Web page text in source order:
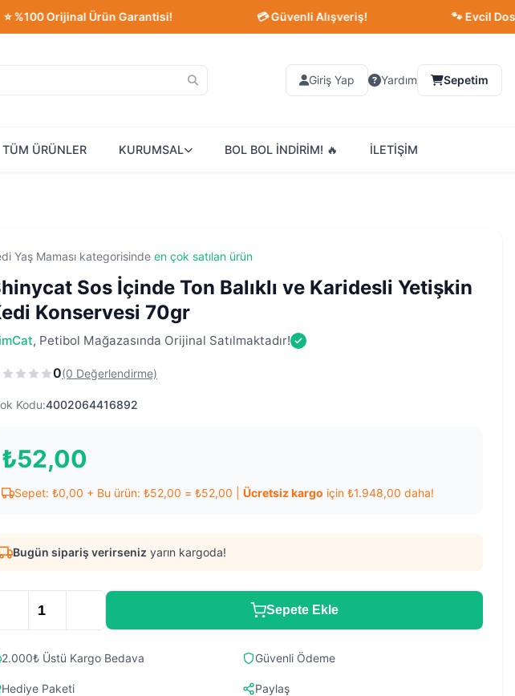
Orijinal Ürün Garantisi! 💳 Güvenli Alışveriş! 🐾 Evcil
Giriş Yap Yardım Sepetim
TÜM ÜRÜNLER KURUMSAL BOL BOL İNDİRİM! 🔥 İLETİŞİM
Yaş Maması kategorisinde en çok satılan ürün
Sos İçinde Ton Balıklı ve Karidesli Yetişkin
Konservesi 70gr
, Petibol Mağazasında Orijinal Satılmaktadır!
0(0 Değerlendirme)
Kodu:4002064416892
₺52,00
Sepet: ₺0,00 + Bu ürün: ₺52,00 = ₺52,00 Ücretsiz kargo için ₺1.948,00 daha!
Bugün sipariş verirseniz yarın kargoda!
Sepete Ekle
2.000₺ Üstü Kargo Bedava Güvenli Ödeme
Hediye Paketi Paylaş